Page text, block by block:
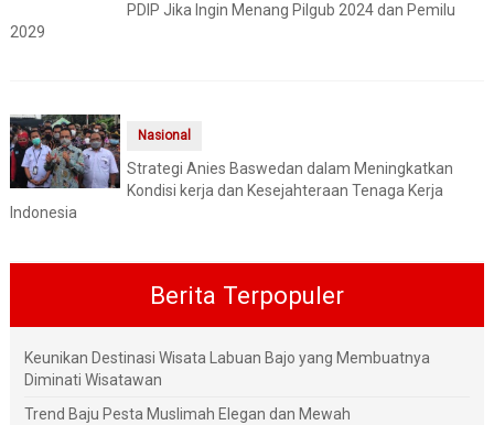
PDIP Jika Ingin Menang Pilgub 2024 dan Pemilu
2029
Nasional
Strategi Anies Baswedan dalam Meningkatkan
Kondisi kerja dan Kesejahteraan Tenaga Kerja
Indonesia
Berita Terpopuler
Keunikan Destinasi Wisata Labuan Bajo yang Membuatnya
Diminati Wisatawan
Trend Baju Pesta Muslimah Elegan dan Mewah